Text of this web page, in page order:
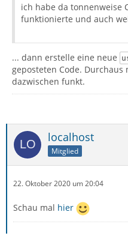
ich habe da tonnenweise
funktionierte und auch
... dann erstelle eine neue
geposteten Code. Durchaus
dazwischen funkt.
localhost
Mitglied
22. Oktober 2020 um 20:04
Schau mal hier